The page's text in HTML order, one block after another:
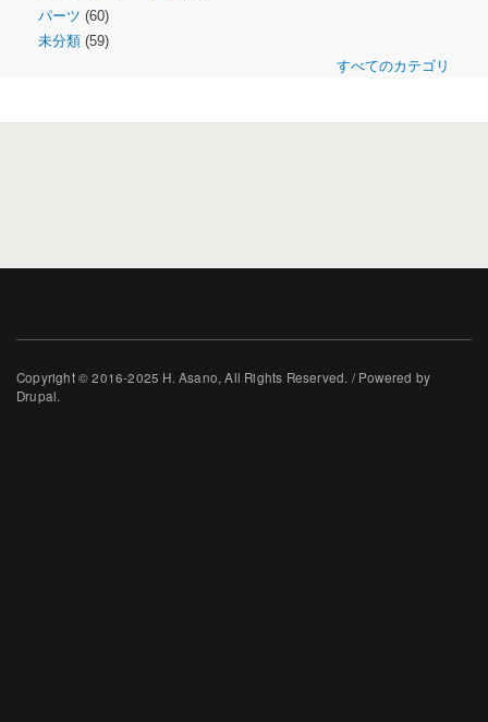
パーツ (60)
未分類 (59)
すべてのカテゴリ
Copyright © 2016-2025 H. Asano, All Rights Reserved. / Powered by
Drupal.